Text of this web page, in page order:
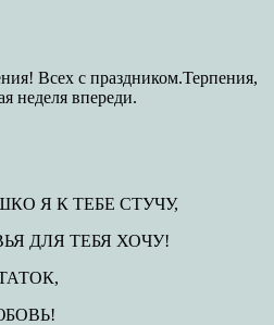
Всех с праздником.Терпения,
неделя впереди.
Я К ТЕБЕ СТУЧУ,
ДЛЯ ТЕБЯ ХОЧУ!